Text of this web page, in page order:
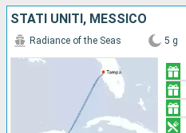
STATI UNITI, MESSICO
Radiance of the Seas 5 g